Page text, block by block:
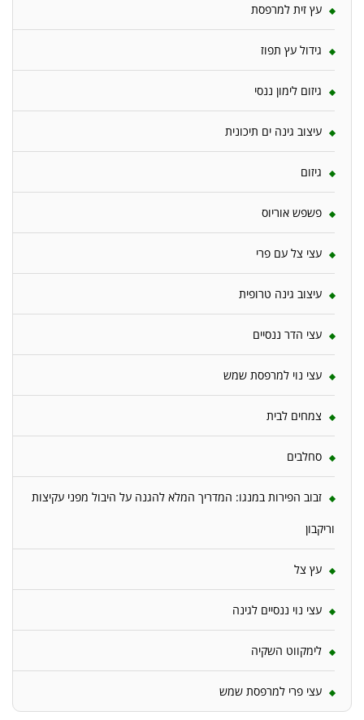
עץ זית למרפסת
גידול עץ תפוז
גיזום לימון ננסי
עיצוב גינה ים תיכונית
גיזום
פשפש אוריוס
עצי צל עם פרי
עיצוב גינה טרופית
עצי הדר ננסיים
עצי נוי למרפסת שמש
צמחים לבית
סחלבים
זבוב הפירות במנגו: המדריך המלא להגנה על היבול מפני עקיצות
וריקבון
עץ צל
עצי נוי ננסיים לגינה
לימקווט השקיה
עצי פרי למרפסת שמש